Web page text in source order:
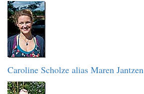
Caroline Scholze alias Maren Jantzen